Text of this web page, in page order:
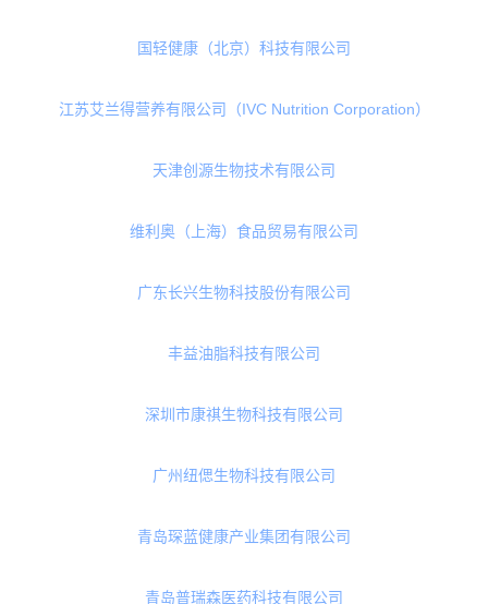
哈尔滨拜仑斯特临床营养有限公司
北京同仁堂健康药业股份有限公司
无锡脑镁素生物医药科技有限公司
北京首儿康恩益科技有限公司
厦门汇盛生物有限公司
国轻健康（北京）科技有限公司
江苏艾兰得营养有限公司（IVC Nutrition Corporation）
天津创源生物技术有限公司
维利奥（上海）食品贸易有限公司
广东长兴生物科技股份有限公司